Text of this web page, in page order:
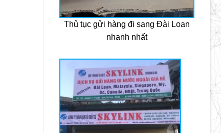
Thủ tục gửi hàng đi sang Đài Loan
nhanh nhất